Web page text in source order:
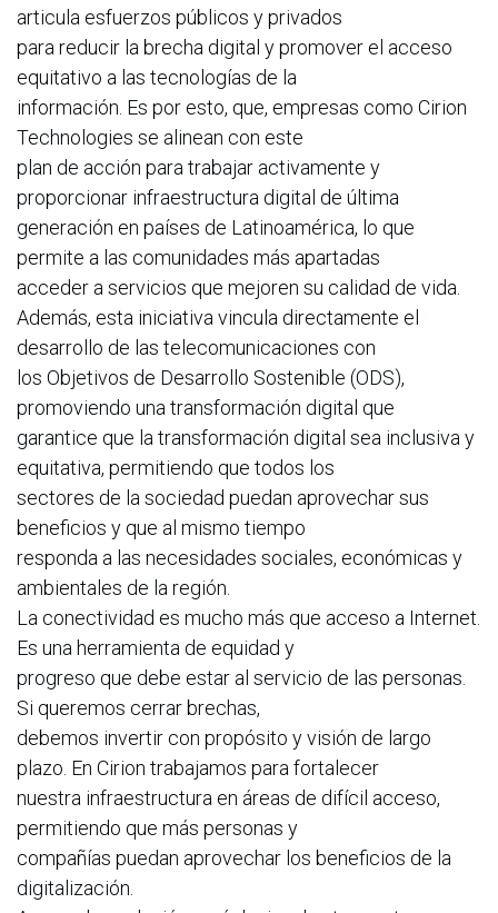
articula esfuerzos públicos y privados
para reducir la brecha digital y promover el acceso
equitativo a las tecnologías de la
información. Es por esto, que, empresas como Cirion
Technologies se alinean con este
plan de acción para trabajar activamente y
proporcionar infraestructura digital de última
generación en países de Latinoamérica, lo que
permite a las comunidades más apartadas
acceder a servicios que mejoren su calidad de vida.
Además, esta iniciativa vincula directamente el
desarrollo de las telecomunicaciones con
los Objetivos de Desarrollo Sostenible (ODS),
promoviendo una transformación digital que
garantice que la transformación digital sea inclusiva y
equitativa, permitiendo que todos los
sectores de la sociedad puedan aprovechar sus
beneficios y que al mismo tiempo
responda a las necesidades sociales, económicas y
ambientales de la región.
La conectividad es mucho más que acceso a Internet.
Es una herramienta de equidad y
progreso que debe estar al servicio de las personas.
Si queremos cerrar brechas,
debemos invertir con propósito y visión de largo
plazo. En Cirion trabajamos para fortalecer
nuestra infraestructura en áreas de difícil acceso,
permitiendo que más personas y
compañías puedan aprovechar los beneficios de la
digitalización.